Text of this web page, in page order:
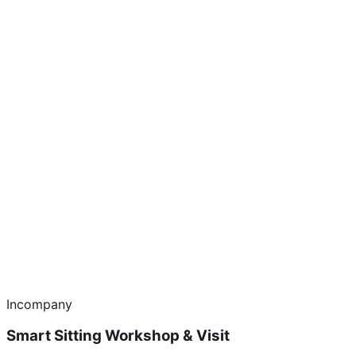
Incompany
Smart Sitting Workshop & Visit